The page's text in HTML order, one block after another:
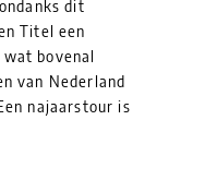
dit
Titel een
wat bovenal
van Nederland
najaarstour is